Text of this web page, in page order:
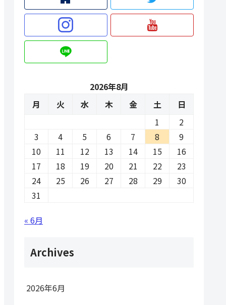
2026年8月
月
火 水 木 金 土
日
1
2
3
4 5 6 7 8
9
10
11 12 13 14 15
16
17
18 19 20 21 22
23
24
25 26 27 28 29
30
31
« 6月
Archives
2026年6月